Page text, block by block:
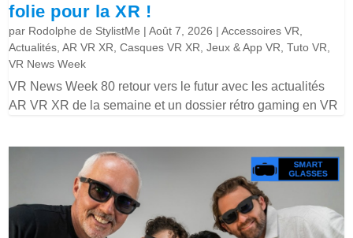
folie pour la XR !
par Rodolphe de StylistMe |Août 7, 2026 |Accessoires VR
Actualités ,AR VR XR ,Casques VR XR ,Jeux & App VR ,Tuto VR
VR News Week
VR News Week 80 retour vers le futur avec les actualités
AR VR XR de la semaine et un dossier rétro gaming en VR